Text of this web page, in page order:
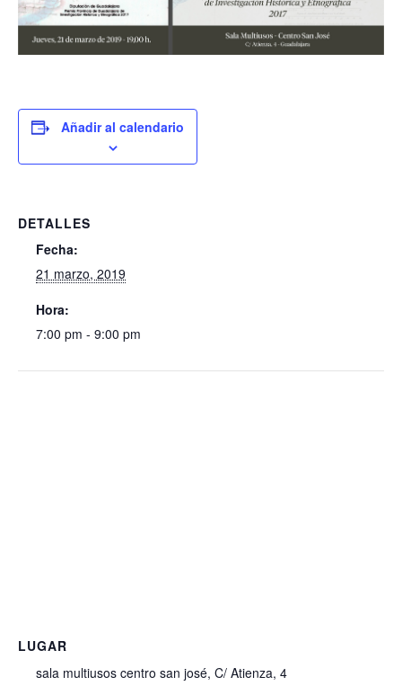
Añadir al calendario
DETALLES
Fecha:
21 marzo, 2019
Hora:
7:00 pm - 9:00 pm
LUGAR
sala multiusos centro san josé, C/ Atienza, 4